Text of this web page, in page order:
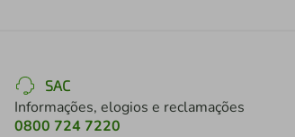
SAC
Informações, elogios e reclamações
0800 724 7220